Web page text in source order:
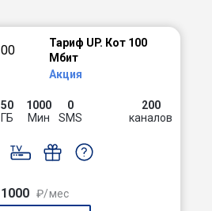
Тариф UP. Кот 100
Мбит
Акция
50
ГБ
1000
Мин
0
SMS
200
каналов
1000 ₽/мес